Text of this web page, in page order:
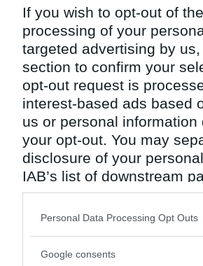
If you wish to opt-out of
processing of your
targeted advertising by
section to confirm your
opt-out request is
interest-based ads based
us or personal
your opt-out. You may
disclosure of your
IAB’s list of downstream
also be disclosed by us
Downstream Participants
Please note that this
Personal Data Processing Opt Outs
Google consents
Antal inlägg:
5826
klimatsmart
Bellarom - Ej medlem längre
Antal inlägg:
4220
Men varför spolar du aldrig toaletten?